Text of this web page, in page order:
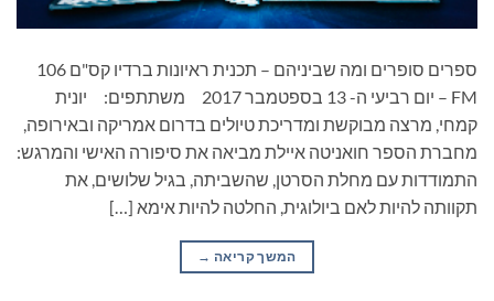
ספרים סופרים ומה שביניהם – תכנית ראיונות ברדיו קס"ם 106
FM – יום רביעי ה- 13 בספטמבר 2017 משתתפים: יונית
קמחי, מרצה מבוקשת ומדריכת טיולים בדרום אמריקה ובאירופה,
מחברת הספר חואניטה איילת מביאה את סיפורה האישי והמרגש:
התמודדות עם מחלת הסרטן, שהשביתה, בגיל שלושים, את
תקוותה להיות לאם ביולוגית, החלטה להיות אימא […]
המשך קריאה →